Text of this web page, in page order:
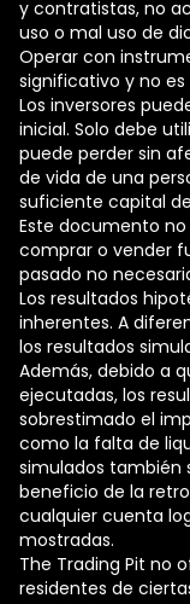
y contratistas, no
uso o mal uso de
Operar con
significativo y no
Los inversores
inicial. Solo debe
puede perder sin
de vida de una
suficiente capital
Este documento
comprar o vender
pasado no
Los resultados
inherentes. A
los resultados
Además, debido a
ejecutadas, los
sobrestimado el
como la falta de
simulados también
beneficio de la
cualquier cuenta
mostradas.
The Trading Pit no
residentes de